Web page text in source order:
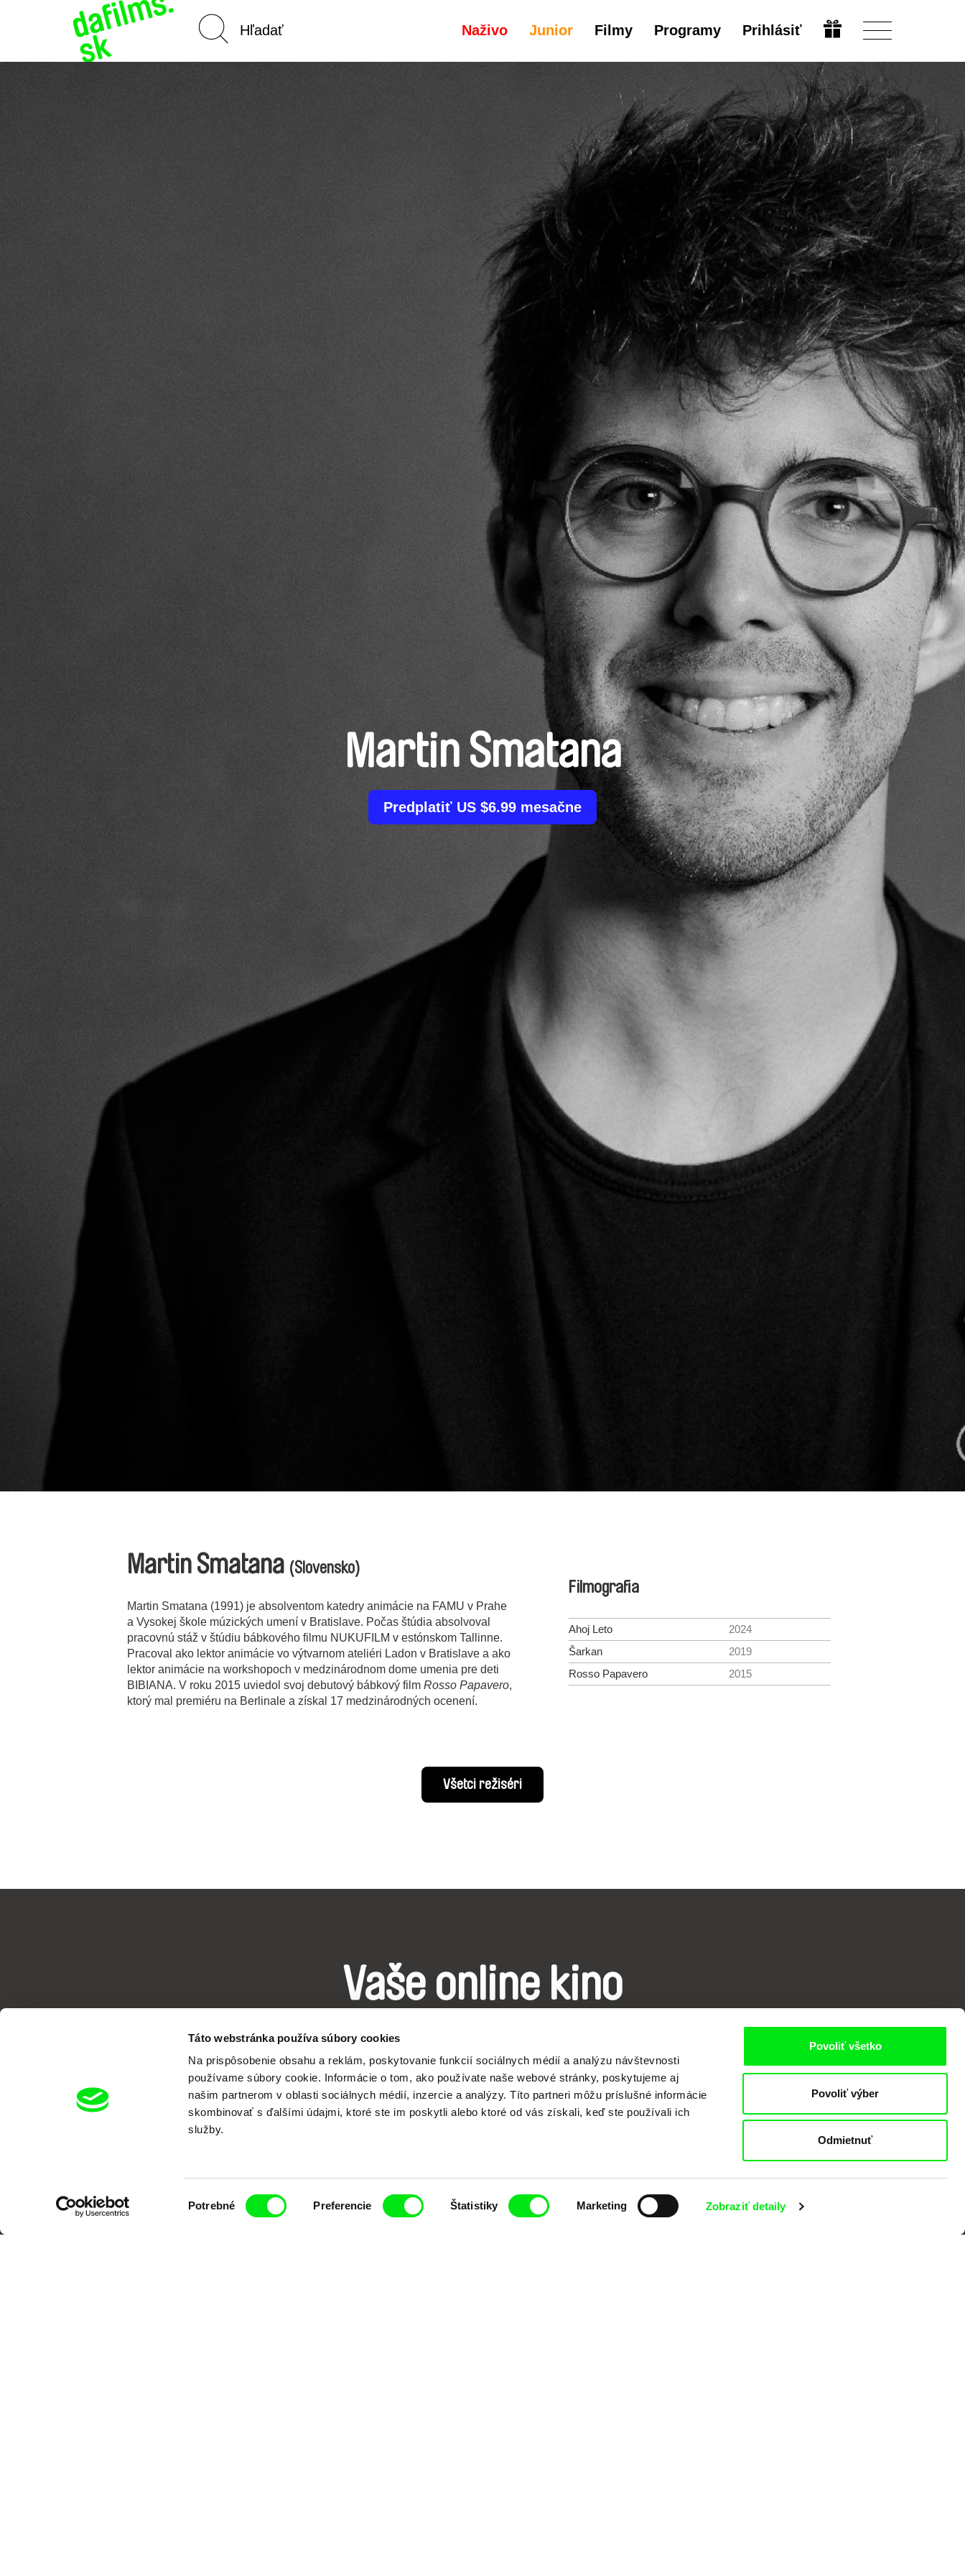
Táto webstránka používa súbory cookies
Na prispôsobenie obsahu a reklám, poskytovanie funkcií sociálnych médií a analýzu návštevnosti
používame súbory cookie. Informácie o tom, ako používate naše webové stránky, poskytujeme aj
našim partnerom v oblasti sociálnych médií, inzercie a analýzy. Títo partneri môžu príslušné informácie
skombinovať s ďalšími údajmi, ktoré ste im poskytli alebo ktoré od vás získali, keď ste používali ich
služby.
Potrebné Preferencie Štatistiky Marketing Zobraziť detaily
Povoliť všetko
Povoliť výber
Odmietnuť
Naživo Junior Filmy Programy Prihlásiť
Martin Smatana
Predplatiť US $6.99 mesačne
Martin Smatana (Slovensko)
Martin Smatana (1991) je absolventom katedry animácie na FAMU v Prahe
a Vysokej škole múzických umení v Bratislave. Počas štúdia absolvoval
pracovnú stáž v štúdiu bábkového filmu NUKUFILM v estónskom Tallinne.
Pracoval ako lektor animácie vo výtvarnom ateliéri Ladon v Bratislave a ako
lektor animácie na workshopoch v medzinárodnom dome umenia pre deti
BIBIANA. V roku 2015 uviedol svoj debutový bábkový film Rosso Papavero,
ktorý mal premiéru na Berlinale a získal 17 medzinárodných ocenení.
Filmografia
Ahoj Leto
2024
Šarkan
2019
Rosso Papavero
2015
Všetci režiséri
Vaše online kino
Nové filmy každý týždeň
Portál DAFilms vznikol vďaka tvorivej spolupráci siedmich významných európskych festivalov dokumentárneho filmu združených